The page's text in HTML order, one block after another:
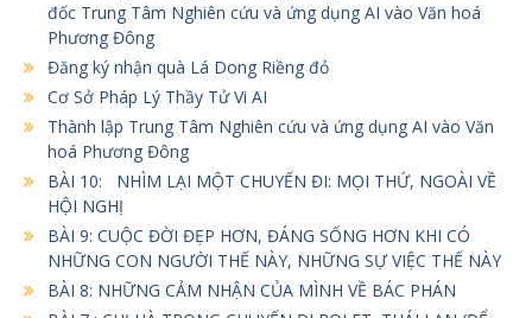
đốc Trung Tâm Nghiên cứu và ứng dụng AI vào Văn hoá
Phương Đông
Đăng ký nhận quà Lá Dong Riềng đỏ
Cơ Sở Pháp Lý Thầy Tử Vi AI
Thành lập Trung Tâm Nghiên cứu và ứng dụng AI vào Văn
hoá Phương Đông
BÀI 10: NHÌM LẠI MỘT CHUYẾN ĐI: MỌI THỨ, NGOÀI VỀ
HỘI NGHỊ
BÀI 9: CUỘC ĐỜI ĐẸP HƠN, ĐÁNG SỐNG HƠN KHI CÓ
NHỮNG CON NGƯỜI THẾ NÀY, NHỮNG SỰ VIỆC THẾ NÀY
BÀI 8: NHỮNG CẢM NHẬN CỦA MÌNH VỀ BÁC PHÁN